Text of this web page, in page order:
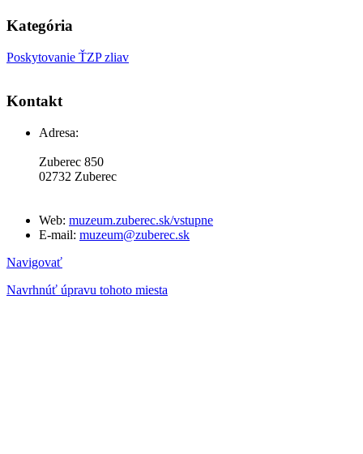
Kategória
Poskytovanie ŤZP zliav
Kontakt
Adresa:
Zuberec 850
02732 Zuberec
Web: muzeum.zuberec.sk/vstupne
E-mail: muzeum@zuberec.sk
Navigovať
Navrhnúť úpravu tohoto miesta